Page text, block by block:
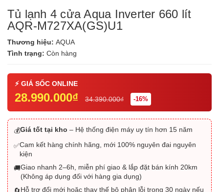
Tủ lạnh 4 cửa Aqua Inverter 660 lít
AQR-M727XA(GS)U1
Thương hiệu: AQUA
Tình trạng: Còn hàng
28.990.000₫ 34.390.000₫ -16%
💰Giá tốt tại kho – Hệ thống điện máy uy tín hơn 15 năm
✅Cam kết hàng chính hãng, mới 100% nguyên đai nguyên
kiện
🚚Giao nhanh 2–6h, miễn phí giao & lắp đặt bán kính 20km
(Không áp dụng đối với hàng gia dụng)
🔄Hỗ trợ đổi mới hoặc thay thế bộ phận lỗi trong 30 ngày nếu